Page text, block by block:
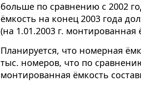
больше по сравнению с 2002
ёмкость на конец 2003 года
(на 1.01.2003 г.
Планируется, что номерная
тыс. номеров, что по
монтированная ёмкость